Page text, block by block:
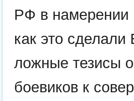
РФ в намерении
как это
ложные тезисы о
боевиков к